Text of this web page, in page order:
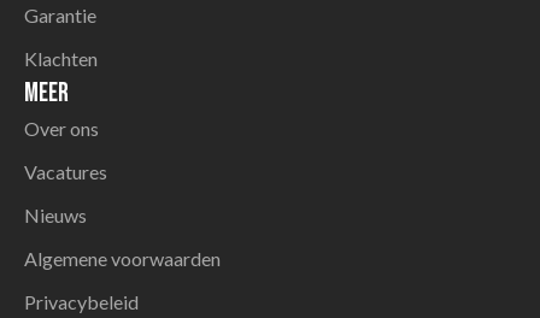
Garantie
Klachten
Meer
Over ons
Vacatures
Nieuws
Algemene voorwaarden
Privacybeleid